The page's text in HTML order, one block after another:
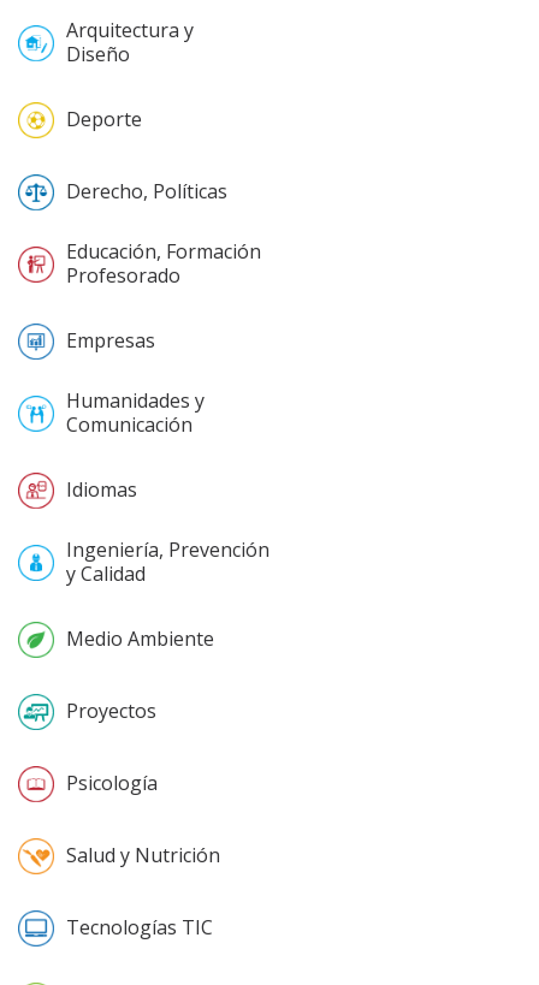
Arquitectura y
Diseño
Deporte
Derecho, Políticas
Educación, Formación
Profesorado
Empresas
Humanidades y
Comunicación
Idiomas
Ingeniería, Prevención
y Calidad
Medio Ambiente
Proyectos
Psicología
Salud y Nutrición
Tecnologías TIC